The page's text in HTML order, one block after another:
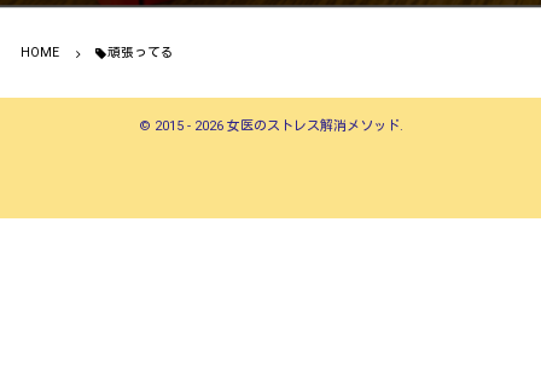
HOME 頑張ってる
© 2015 - 2026 女医のストレス解消メソッド.